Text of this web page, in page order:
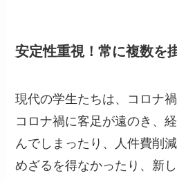
安定性重視！常に複数を
現代の学生たちは、コロナ
コロナ禍に客足が遠のき、
んでしまったり、人件費削
めざるを得なかったり、新